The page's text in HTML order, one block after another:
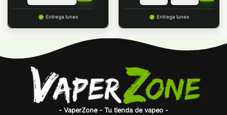
Entrega lunes Entrega lunes
- VaperZone - Tu tienda de vapeo -